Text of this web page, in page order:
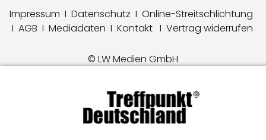
Impressum I Datenschutz I Online-Streitschlichtung
I AGB I Mediadaten I Kontakt I Vertrag widerrufen
© LW Medien GmbH